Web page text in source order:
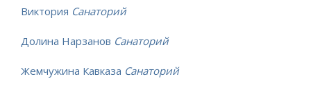
Виктория Санаторий
Долина Нарзанов Санаторий
Жемчужина Кавказа Санаторий